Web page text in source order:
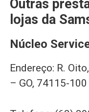
Outras
lojas da
Núcleo
Endereço: R.
– GO, 74115-100